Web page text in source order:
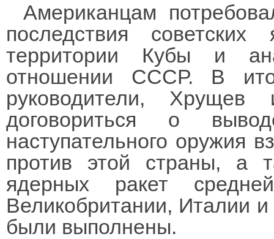
Американцам
последствия
территории Кубы и
отношении СССР. В
руководители,
договориться о
наступательного оружия
против этой страны, а
ядерных ракет
Великобритании, Италии
были выполнены.